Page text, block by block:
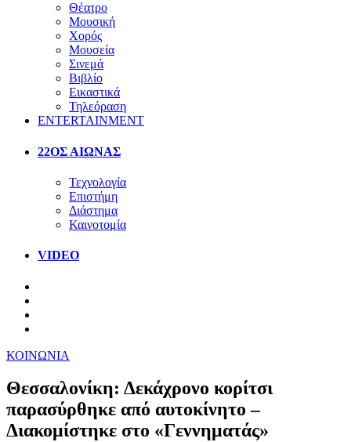
Θέατρο
Μουσική
Χορός
Μουσεία
Σινεμά
Βιβλίο
Εικαστικά
Τηλεόραση
ENTERTAINMENT
22ΟΣ ΑΙΩΝΑΣ
Τεχνολογία
Επιστήμη
Διάστημα
Καινοτομία
VIDEO
ΚΟΙΝΩΝΙΑ
Θεσσαλονίκη: Δεκάχρονο κορίτσι
παρασύρθηκε από αυτοκίνητο –
Διακομίστηκε στο «Γεννηματάς»